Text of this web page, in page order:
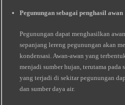
Pegunungan sebagai penghasil awan
Pegunungan dapat menghasilkan
sepanjang lereng pegunungan akan
kondensasi. Awan-awan yang
menjadi sumber hujan, terutama pada
yang terjadi di sekitar pegunungan
dan sumber daya air.